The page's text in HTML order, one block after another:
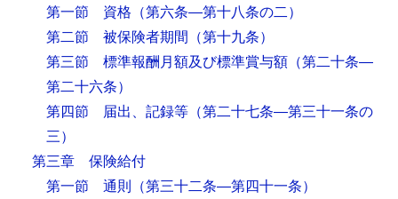
第一節 資格 （第六条―第十八条の二）
第二節 被保険者期間 （第十九条）
第三節 標準報酬月額及び標準賞与額 （第二十条―
第二十六条）
第四節 届出、記録等 （第二十七条―第三十一条の
三）
第三章 保険給付
第一節 通則 （第三十二条―第四十一条）